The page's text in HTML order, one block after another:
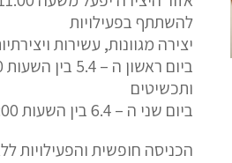
להשתתף בפעילויות
יצירה מגוונות, עשירות
ותכשיטים
ביום שני ה – 6.4 בין השעות 11:00–15:00 סדנת עיצוב בנדנות גרפיטי
הכניסה חופשית והפעילויות